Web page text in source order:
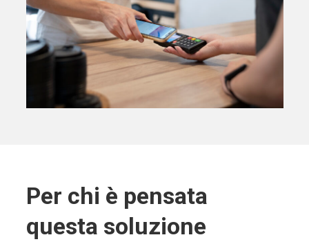
Per chi è pensata
questa soluzione